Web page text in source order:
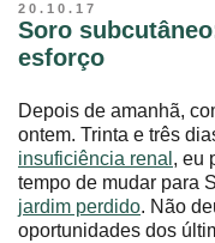
20.10.17
Soro
esforço
Depois de amanhã,
ontem. Trinta e três
insuficiência renal , eu
tempo de mudar para
jardim perdido. Não
oportunidades dos